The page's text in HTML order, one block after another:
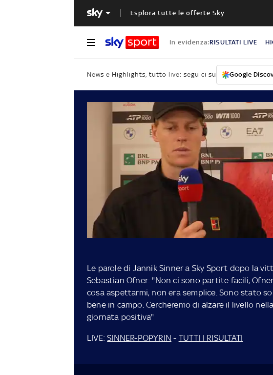
Esplora tutte le offerte Sky
In evidenza:RISULTATI LIVE
News e Highlights, tutto live: seguici su Google
Le parole di Jannik Sinner a Sky Sport dopo la
Sebastian Ofner: "Non ci sono partite facili,
cosa aspettarmi, non era semplice. Sono stato
bene in campo. Cercheremo di alzare il livello
giornata positiva"
LIVE:SINNER-POPYRIN - TUTTI I RISULTATI